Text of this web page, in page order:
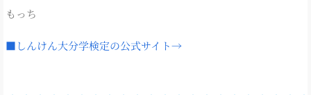
もっち
■しんけん大分学検定の公式サイト→